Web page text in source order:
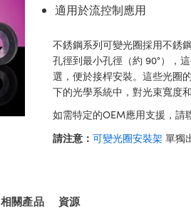
適用於流控制應用
不銹鋼系列可變光圈採用不銹
孔徑到最小孔徑（約 90°），
選，便於接桿安裝。這些光圈
下的光學系統中，對光束寬度
如需特定的OEM應用支援，請
請注意： 可變光圈安裝架 單獨
相關產品 資源